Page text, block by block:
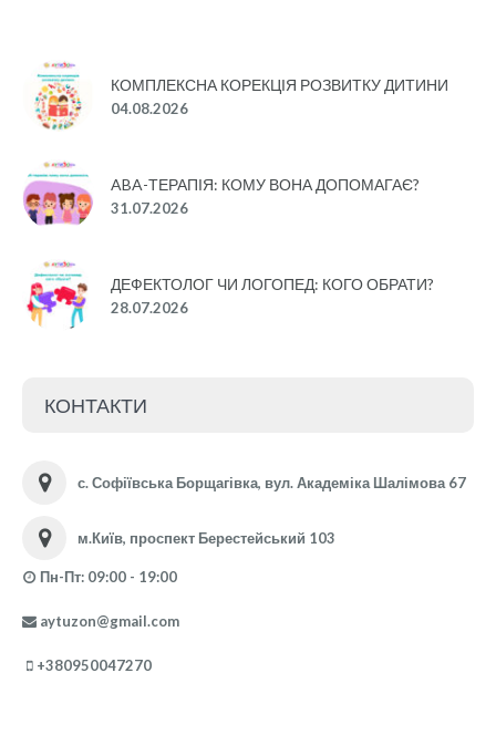
КОМПЛЕКСНА КОРЕКЦІЯ РОЗВИТКУ ДИТИНИ
04.08.2026
ABA-ТЕРАПІЯ: КОМУ ВОНА ДОПОМАГАЄ?
31.07.2026
ДЕФЕКТОЛОГ ЧИ ЛОГОПЕД: КОГО ОБРАТИ?
28.07.2026
КОНТАКТИ
с. Софіївська Борщагівка, вул. Академіка Шалімова 67
м.Київ, проспект Берестейський 103
Пн-Пт: 09:00 - 19:00
aytuzon@gmail.com
+380950047270